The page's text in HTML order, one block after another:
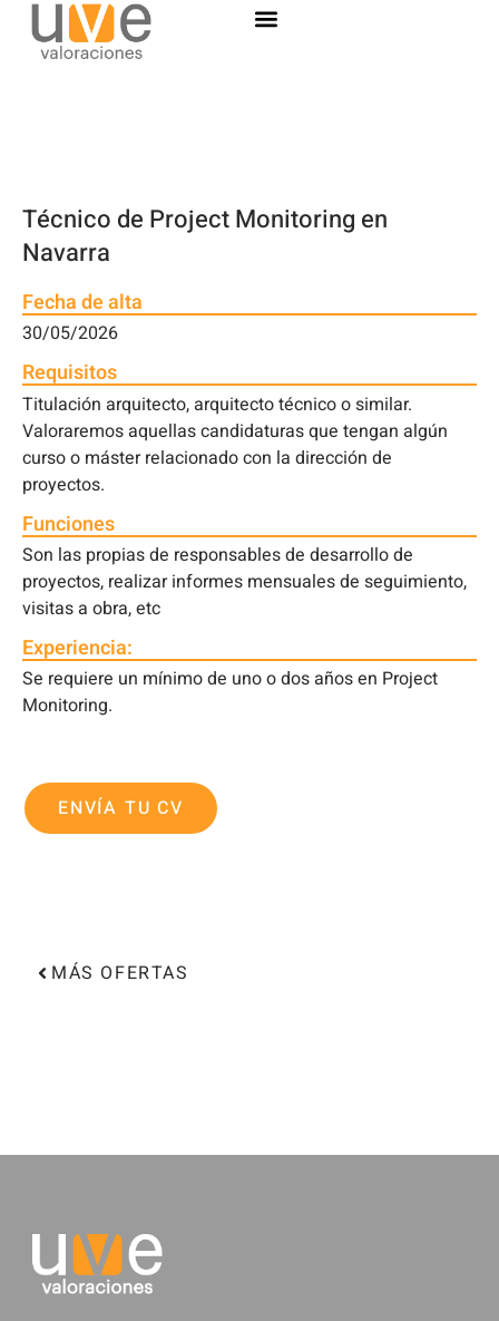
Técnico de Project Monitoring en
Navarra
Fecha de alta
30/05/2026
Requisitos
Titulación arquitecto, arquitecto técnico o similar.
Valoraremos aquellas candidaturas que tengan algún
curso o máster relacionado con la dirección de
proyectos.
Funciones
Son las propias de responsables de desarrollo de
proyectos, realizar informes mensuales de seguimiento,
visitas a obra, etc
Experiencia:
Se requiere un mínimo de uno o dos años en Project
Monitoring.
ENVÍA TU CV
MÁS OFERTAS